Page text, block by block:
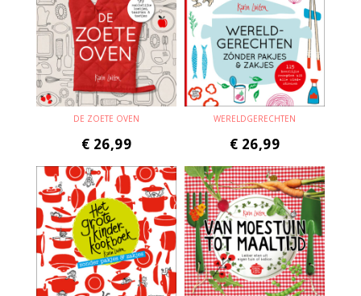
DE ZOETE OVEN
€ 26,99
WERELDGERECHTEN
€ 26,99